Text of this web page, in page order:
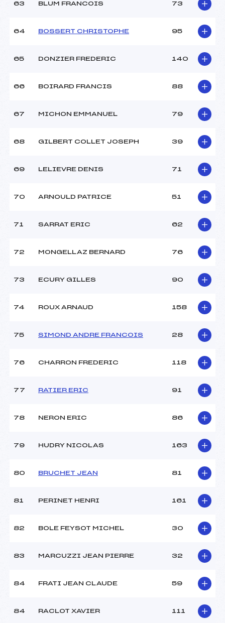
63 BLUM FRANCOIS 73
64 BOSSERT CHRISTOPHE 95
65 DONZIER FREDERIC 140
66 BOIRARD FRANCIS 88
67 MICHON EMMANUEL 79
68 GILBERT COLLET JOSEPH 39
69 LELIEVRE DENIS 71
70 ARNOULD PATRICE 51
71 SARRAT ERIC 62
72 MONGELLAZ BERNARD 76
73 ECURY GILLES 90
74 ROUX ARNAUD 158
75 SIMOND ANDRE FRANCOIS 28
76 CHARRON FREDERIC 118
77 RATIER ERIC 91
78 NERON ERIC 86
79 HUDRY NICOLAS 163
80 BRUCHET JEAN 81
81 PERINET HENRI 161
82 BOLE FEYSOT MICHEL 30
83 MARCUZZI JEAN PIERRE 32
84 FRATI JEAN CLAUDE 59
84 RACLOT XAVIER 111